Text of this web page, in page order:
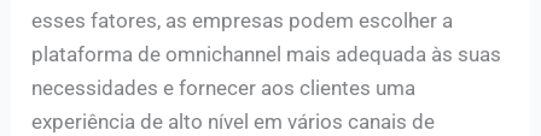
esses fatores, as empresas podem escolher a
plataforma de omnichannel mais adequada às suas
necessidades e fornecer aos clientes uma
experiência de alto nível em vários canais de